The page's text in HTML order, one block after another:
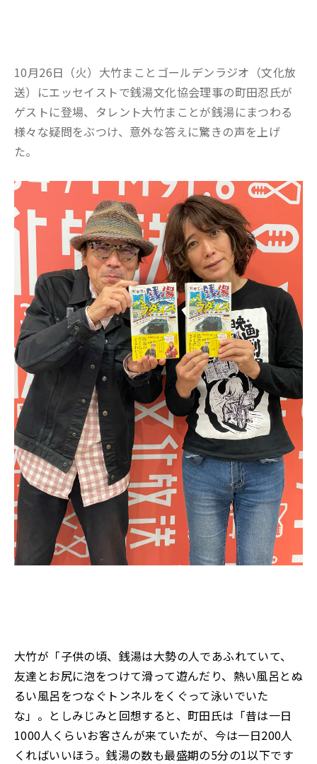
10月26日（火）大竹まことゴールデンラジオ（文化放
送）にエッセイストで銭湯文化協会理事の町田忍氏が
ゲストに登場、タレント大竹まことが銭湯にまつわる
様々な疑問をぶつけ、意外な答えに驚きの声を上げ
た。
大竹が「子供の頃、銭湯は大勢の人であふれていて、
友達とお尻に泡をつけて滑って遊んだり、熱い風呂とぬ
るい風呂をつなぐトンネルをくぐって泳いでいた
な」。としみじみと回想すると、町田氏は「昔は一日
1000人くらいお客さんが来ていたが、今は一日200人
くればいいほう。銭湯の数も最盛期の5分の1以下です